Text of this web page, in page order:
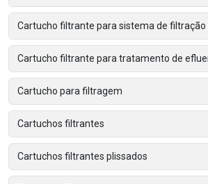
Cartucho filtrante para sistema de filtração
Cartucho filtrante para tratamento de
Cartucho para filtragem
Cartuchos filtrantes
Cartuchos filtrantes plissados